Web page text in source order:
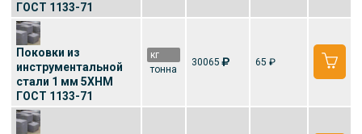
ГОСТ 1133-71
Поковки из
инструментальной
стали 1 мм 5ХНМ
ГОСТ 1133-71
кг
тонна
30065 65 ₽